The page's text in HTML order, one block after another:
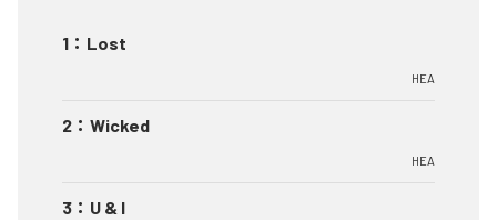
1 ： Lost
HEA
2 ： Wicked
HEA
3 ： U & I